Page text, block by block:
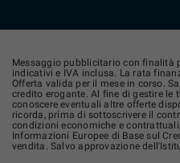
Messaggio pubblicitario con finalità
indicativi e IVA inclusa. La rata
Offerta valida per il mese in corso.
credito erogante. Al fine di gestire le
conoscere eventuali altre offerte
ricorda, prima di sottoscrivere il
condizioni economiche e
Informazioni Europee di Base sul
vendita. Salvo approvazione